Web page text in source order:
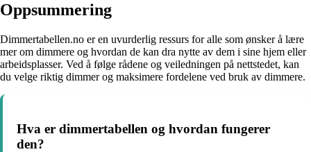
Oppsummering
Dimmertabellen.no er en uvurderlig ressurs for alle som ønsker å lære
mer om dimmere og hvordan de kan dra nytte av dem i sine hjem eller
arbeidsplasser. Ved å følge rådene og veiledningen på nettstedet, kan
du velge riktig dimmer og maksimere fordelene ved bruk av dimmere.
Hva er dimmertabellen og hvordan fungerer
den?